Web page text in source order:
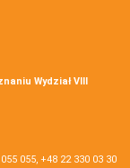
Wydział VIII
055, +48 22 330 03 30